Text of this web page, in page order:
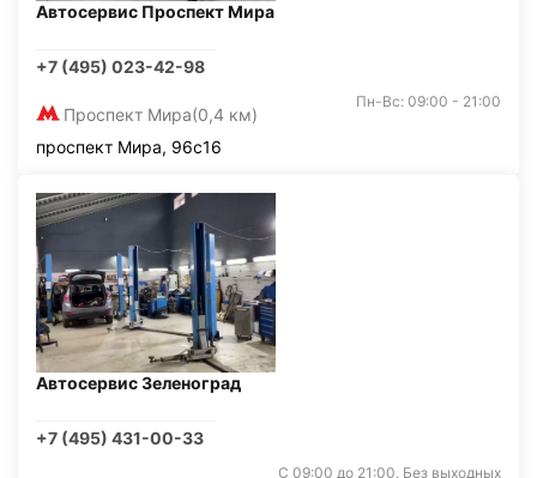
Автосервис Проспект Мира
+7 (495) 023-42-98
Проспект Мира(0,4 км)
Пн-Вс: 09:00 - 21:00
проспект Мира, 96с16
Автосервис Зеленоград
+7 (495) 431-00-33
С 09:00 до 21:00. Без выходных